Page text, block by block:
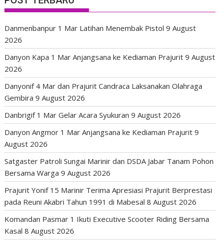
Danmenbanpur 1 Mar Latihan Menembak Pistol 9 August
2026
Danyon Kapa 1 Mar Anjangsana ke Kediaman Prajurit 9 August
2026
Danyonif 4 Mar dan Prajurit Candraca Laksanakan Olahraga
Gembira 9 August 2026
Danbrigif 1 Mar Gelar Acara Syukuran 9 August 2026
Danyon Angmor 1 Mar Anjangsana ke Kediaman Prajurit 9
August 2026
Satgaster Patroli Sungai Marinir dan DSDA Jabar Tanam Pohon
Bersama Warga 9 August 2026
Prajurit Yonif 15 Marinir Terima Apresiasi Prajurit Berprestasi
pada Reuni Akabri Tahun 1991 di Mabesal 8 August 2026
Komandan Pasmar 1 Ikuti Executive Scooter Riding Bersama
Kasal 8 August 2026